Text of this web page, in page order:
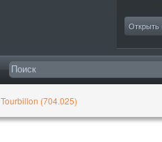
Открыть
(704.025)